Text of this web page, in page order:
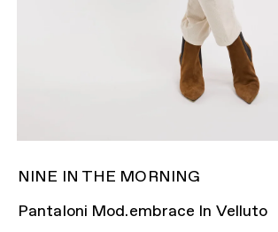
NINE IN THE MORNING
Pantaloni Mod.embrace In Velluto